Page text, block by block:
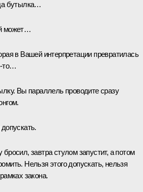
бутылка…
может…
в Вашей интерпретации превратилась
то…
Вы параллель проводите сразу
завтра стулом запустит, а потом
Нельзя этого допускать, нельзя
закона.